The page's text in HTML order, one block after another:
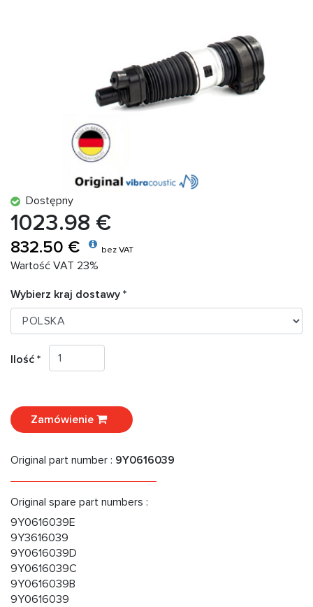
Dostępny
1023.98 €
832.50 € bez VAT
Wartość VAT 23%
Wybierz kraj dostawy *
Ilość *
Zamówienie
Original part number : 9Y0616039
Original spare part numbers :
9Y0616039E
9Y3616039
9Y0616039D
9Y0616039C
9Y0616039B
9Y0616039